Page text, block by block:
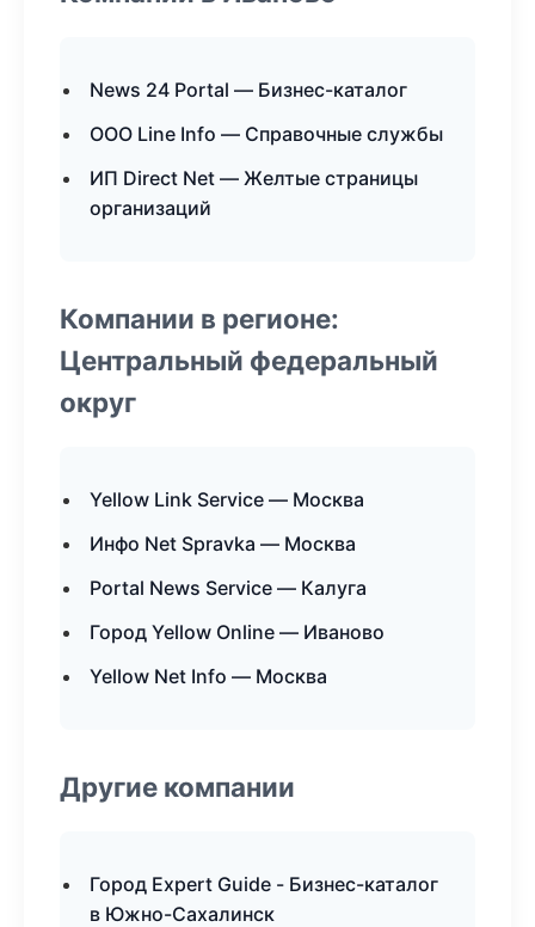
News 24 Portal — Бизнес-каталог
ООО Line Info — Справочные службы
ИП Direct Net — Желтые страницы
организаций
Компании в регионе:
Центральный федеральный
округ
Yellow Link Service — Москва
Инфо Net Spravka — Москва
Portal News Service — Калуга
Город Yellow Online — Иваново
Yellow Net Info — Москва
Другие компании
Город Expert Guide - Бизнес-каталог
в Южно-Сахалинск